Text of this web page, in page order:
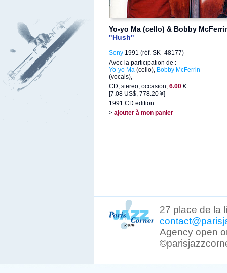
Yo-yo Ma (cello) & Bobby
"Hush"
Sony 1991 (réf. SK- 48177)
Avec la participation de :
Yo-yo Ma (cello), Bobby McFerrin
(vocals),
CD, stereo, occasion, 6.00 €
[7.08 US$, 778.20 ¥]
1991 CD edition
> ajouter à mon panier
27 place de la
Agency open